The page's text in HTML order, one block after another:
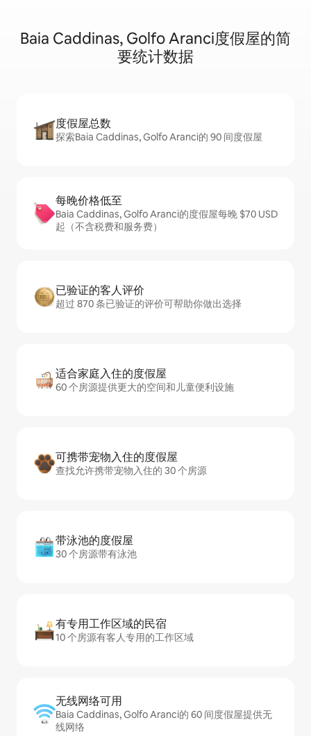
Baia Caddinas, Golfo Aranci度假屋的简
要统计数据
度假屋总数
探索Baia Caddinas, Golfo Aranci的 90 间度假屋
每晚价格低至
Baia Caddinas, Golfo Aranci的度假屋每晚 $70 USD
起（不含税费和服务费）
已验证的客人评价
超过 870 条已验证的评价可帮助你做出选择
适合家庭入住的度假屋
60 个房源提供更大的空间和儿童便利设施
可携带宠物入住的度假屋
查找允许携带宠物入住的 30 个房源
带泳池的度假屋
30 个房源带有泳池
有专用工作区域的民宿
10 个房源有客人专用的工作区域
无线网络可用
Baia Caddinas, Golfo Aranci的 60 间度假屋提供无
线网络